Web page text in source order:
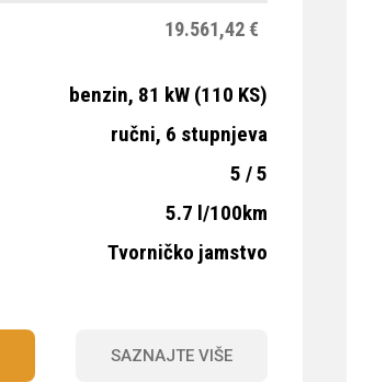
19.561,42 €
benzin, 81 kW (110 KS)
ručni, 6 stupnjeva
5 / 5
5.7 l/100km
Tvorničko jamstvo
SAZNAJTE VIŠE